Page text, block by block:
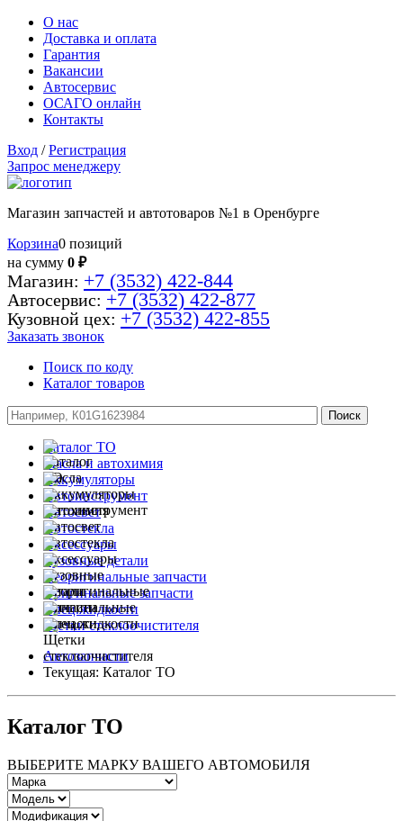
О нас
Доставка и оплата
Гарантия
Вакансии
Автосервис
ОСАГО онлайн
Контакты
Вход / Регистрация
Запрос менеджеру
Магазин запчастей и автотоваров №1 в Оренбурге
Корзина0 позиций
на сумму 0 ₽
Магазин: +7 (3532) 422-844
Автосервис: +7 (3532) 422-877
Кузовной цех: +7 (3532) 422-855
Заказать звонок
Поиск по коду
Каталог товаров
Каталог ТО
Масла и автохимия
Аккумуляторы
Автоинструмент
Автосвет
Автостекла
Аксессуары
Кузовные детали
Неоригинальные запчасти
Оригинальные запчасти
Спец.жидкости
Щетки стеклоочистителя
Автозапчасти
Текущая: Каталог ТО
Каталог ТО
ВЫБЕРИТЕ МАРКУ ВАШЕГО АВТОМОБИЛЯ